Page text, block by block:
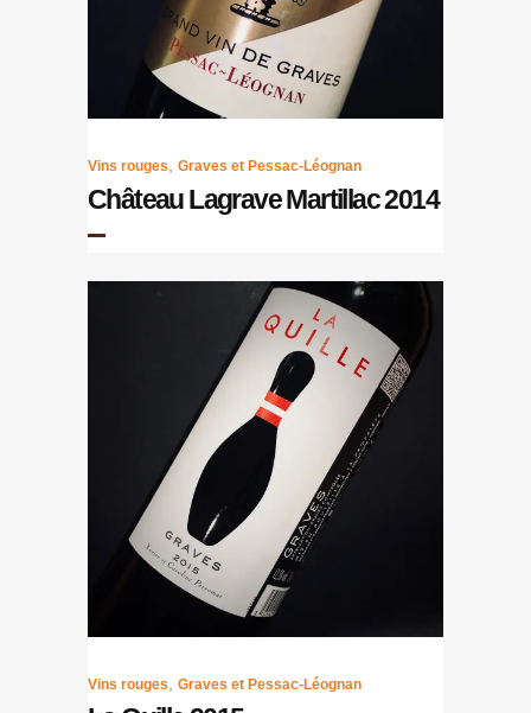
Vins rouges, Graves et Pessac-Léognan
Château Lagrave Martillac 2014
Vins rouges, Graves et Pessac-Léognan